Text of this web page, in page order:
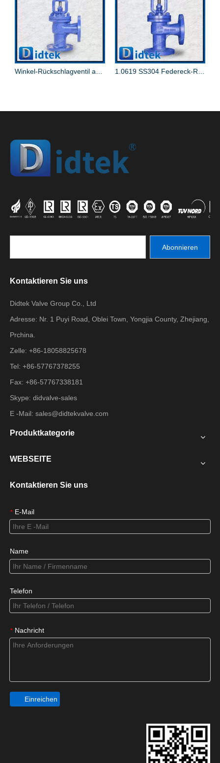
Abonnieren
Kontaktieren Sie uns
Didtek Valve Group Co., Ltd
Adresse: Nr. 1 Puyi Road, Oblei Town, Yongjia County, Zhejiang,
Prchina.
Zelle: +86-18058825678
Tel: +86-57767378255
Fax: +86-57767338181
Skype: didvalve-sales
E -Mail: sales@didtekvalve.com
Produktkategorie
WEBSEITE
Kontaktieren Sie uns
* E-Mail
Name
Telefon
* Nachricht
Einreichen